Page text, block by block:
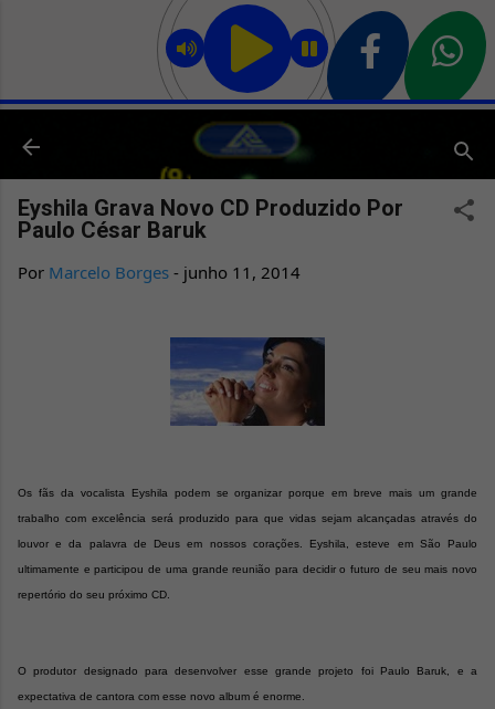
Pular para o conteúdo principal
Eyshila Grava Novo CD Produzido Por
Paulo César Baruk
Por Marcelo Borges - junho 11, 2014
Os fãs da vocalista Eyshila podem se organizar porque em breve mais um grande
trabalho com excelência será produzido para que vidas sejam alcançadas através do
louvor e da palavra de Deus em nossos corações. Eyshila, esteve em São Paulo
ultimamente e participou de uma grande reunião para decidir o futuro de seu mais novo
repertório do seu próximo CD.
O produtor designado para desenvolver esse grande projeto foi Paulo Baruk, e a
expectativa de cantora com esse novo album é enorme.